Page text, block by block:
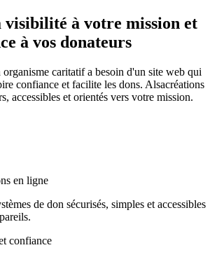
visibilité à votre mission et
à vos donateurs
caritatif a besoin d'un site web qui
confiance et facilite les dons. Alsacréations
accessibles et orientés vers votre mission.
en ligne
de don sécurisés, simples et accessibles
confiance